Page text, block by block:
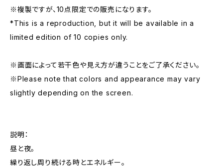
※複製ですが、10点限定での販売になります。
*This is a reproduction, but it will be available in a
limited edition of 10 copies only.
※画面によって若干色や見え方が違うことをご了承ください。
※Please note that colors and appearance may vary
slightly depending on the screen.
説明：
昼と夜。
繰り返し周り続ける時とエネルギー。